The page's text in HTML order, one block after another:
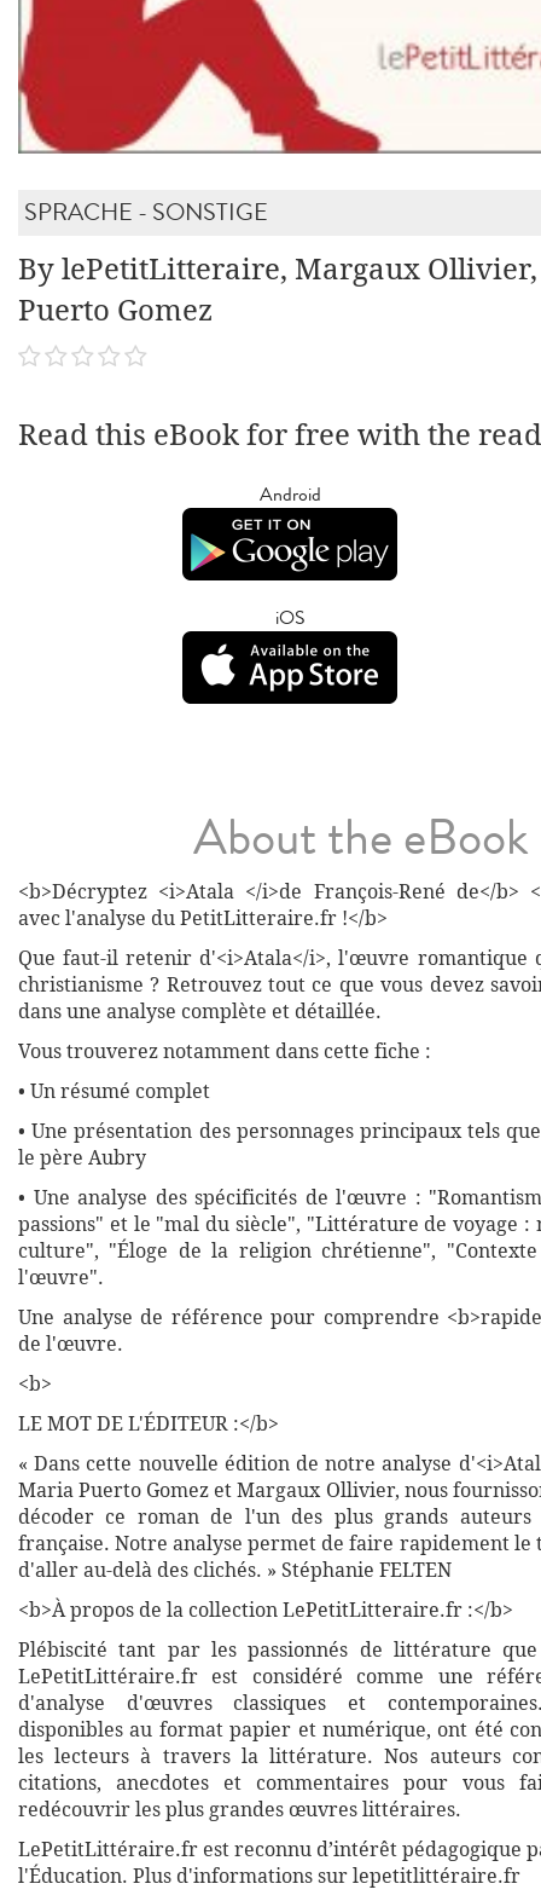
SPRACHE - SONSTIGE
By lePetitLitteraire, Margaux
Puerto Gomez
Read this eBook for free with the
Android
iOS
About the eBook
<b>Décryptez <i>Atala </i>de François-René de</b>
avec l'analyse du PetitLitteraire.fr !</b>
Que faut-il retenir d'<i>Atala</i>, l'œuvre romantique
christianisme ? Retrouvez tout ce que vous devez
dans une analyse complète et détaillée.
Vous trouverez notamment dans cette fiche :
• Un résumé complet
• Une présentation des personnages principaux tels
le père Aubry
• Une analyse des spécificités de l'œuvre :
passions" et le "mal du siècle", "Littérature de voyage :
culture", "Éloge de la religion chrétienne",
l'œuvre".
Une analyse de référence pour comprendre
de l'œuvre.
<b>
LE MOT DE L'ÉDITEUR :</b>
« Dans cette nouvelle édition de notre analyse
Maria Puerto Gomez et Margaux Ollivier, nous
décoder ce roman de l'un des plus grands
française. Notre analyse permet de faire rapidement
d'aller au-delà des clichés. » Stéphanie FELTEN
<b>À propos de la collection LePetitLitteraire.fr :</b>
Plébiscité tant par les passionnés de littérature
LePetitLittéraire.fr est considéré comme une
d'analyse d'œuvres classiques et
disponibles au format papier et numérique, ont été
les lecteurs à travers la littérature. Nos auteurs
citations, anecdotes et commentaires pour vous
redécouvrir les plus grandes œuvres littéraires.
LePetitLittéraire.fr est reconnu d’intérêt pédagogique
l'Éducation. Plus d'informations sur lepetitlittéraire.fr